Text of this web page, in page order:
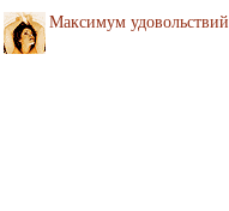
Максимум